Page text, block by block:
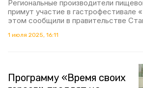
Региональные производители
примут участие в гастрофестивале
этом сообщили в правительстве
1 июля 2025, 16:11
Программу «Время своих